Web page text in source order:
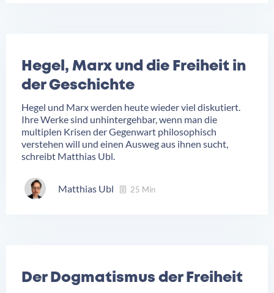
Hegel, Marx und die Freiheit in
der Geschichte
Hegel und Marx werden heute wieder viel diskutiert.
Ihre Werke sind unhintergehbar, wenn man die
multiplen Krisen der Gegenwart philosophisch
verstehen will und einen Ausweg aus ihnen sucht,
schreibt Matthias Ubl.
Matthias Ubl 25 Min
Der Dogmatismus der Freiheit